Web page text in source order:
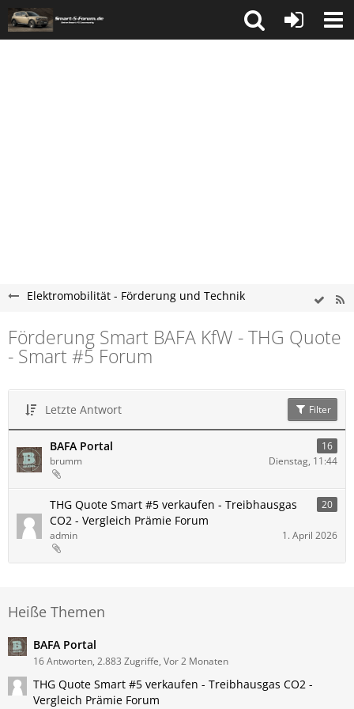
Elektromobilität - Förderung und Technik
Förderung Smart BAFA KfW - THG Quote
- Smart #5 Forum
Letzte Antwort Filter
BAFA Portal
16
brumm
Dienstag, 11:44
THG Quote Smart #5 verkaufen - Treibhausgas
CO2 - Vergleich Prämie Forum
20
admin 1. April 2026
Heiße Themen
BAFA Portal
16 Antworten, 2.883 Zugriffe, Vor 2 Monaten
THG Quote Smart #5 verkaufen - Treibhausgas CO2 -
Vergleich Prämie Forum